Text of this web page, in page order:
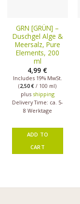
GRN [GRÜN] –
Duschgel Alge &
Meersalz, Pure
Elements, 200
ml
4,99 €
Includes 19% MwSt.
(2,50€ / 100 ml)
plus shipping
Delivery Time: ca. 5-
8 Werktage
ADD TO
CART